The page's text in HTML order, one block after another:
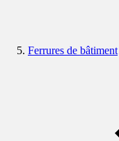
Ferrures de bâtiment